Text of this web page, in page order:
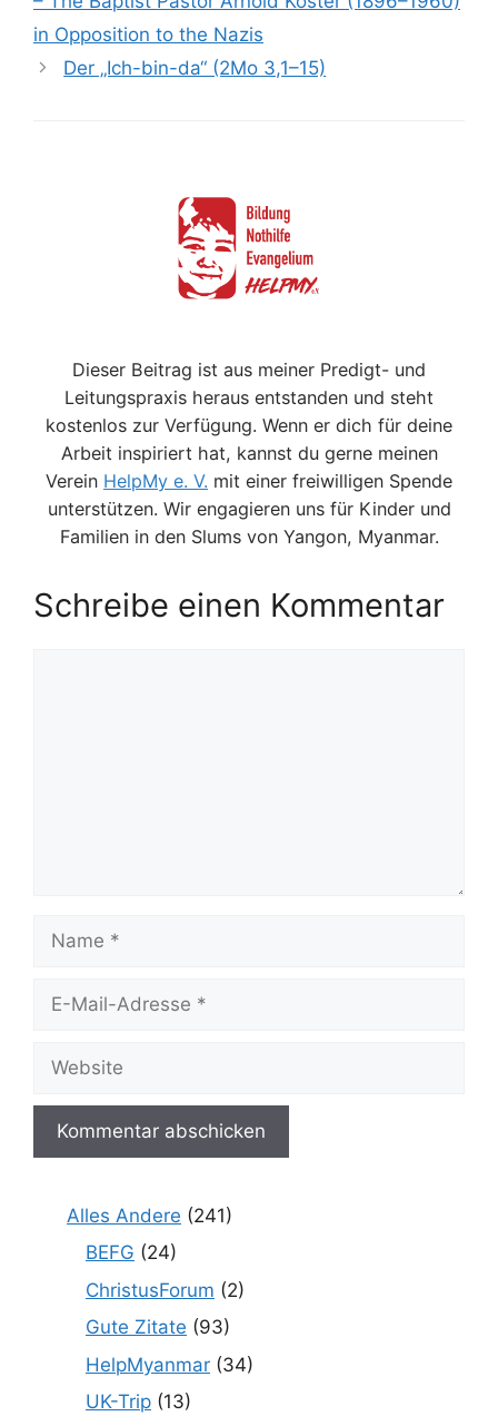
in Opposition to the Nazis
Der „Ich-bin-da“ (2Mo 3,1–15)
Dieser Beitrag ist aus meiner Predigt- und
Leitungspraxis heraus entstanden und steht
kostenlos zur Verfügung. Wenn er dich für deine
Arbeit inspiriert hat, kannst du gerne meinen
Verein HelpMy e. V. mit einer freiwilligen Spende
unterstützen. Wir engagieren uns für Kinder und
Familien in den Slums von Yangon, Myanmar.
Schreibe einen Kommentar
Mail-
Alles Andere (241)
BEFG (24)
ChristusForum (2)
Gute Zitate (93)
HelpMyanmar (34)
UK-Trip (13)